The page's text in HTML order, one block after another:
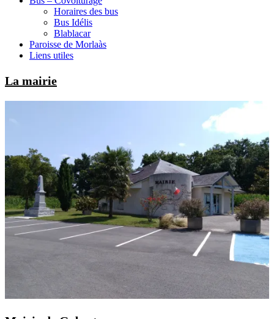
Horaires des bus
Bus Idélis
Blablacar
Paroisse de Morlaàs
Liens utiles
La mairie